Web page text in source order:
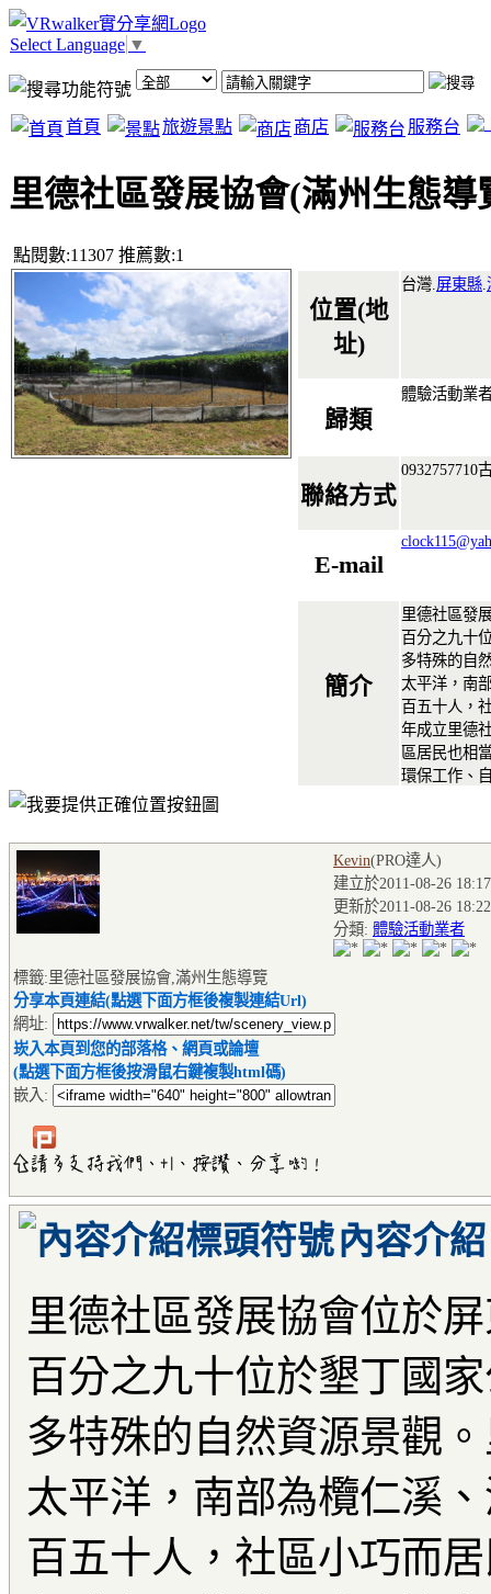
Select Language ▼
首頁 旅遊景點 商店 服務台
里德社區發展協會(滿州生態導
點閱數:11307 推薦數:1
位置(地
址)
台灣. 屏東縣
歸類
體驗活動業
聯絡方式
0932757710
E-mail
簡介
里德社區發
百分之九十
多特殊的自
太平洋，南
百五十人，
年成立里德
區居民也相
環保工作、
Kevin(PRO達人)
建立於2011-08-26
更新於2011-08-26
分類: 體驗活動業者
標籤:里德社區發展協會,滿州生態導覽
分享本頁連結(點選下面方框後複製連結Url)
網址:
崁入本頁到您的部落格、網頁或論壇
(點選下面方框後按滑鼠右鍵複製html碼)
嵌入:
內容介紹
里德社區發展協會位於
百分之九十位於墾丁國
多特殊的自然資源景觀
太平洋，南部為欖仁溪
百五十人，社區小巧而